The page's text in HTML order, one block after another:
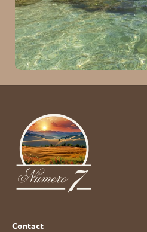
Contact